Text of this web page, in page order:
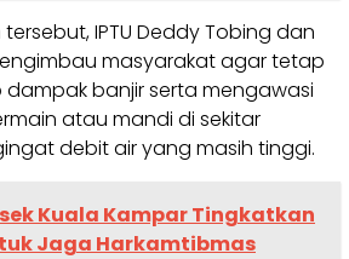
IPTU Deddy Tobing dan
masyarakat agar tetap
banjir serta mengawasi
atau mandi di sekitar
debit air yang masih tinggi.
Kuala Kampar Tingkatkan
Jaga Harkamtibmas